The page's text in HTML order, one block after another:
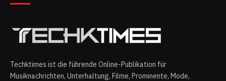
Techktimes ist die führende Online-Publikation für
Musiknachrichten, Unterhaltung, Filme, Prominente, Mode,